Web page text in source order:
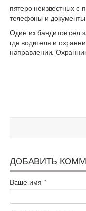
пятеро неизвестных с
телефоны и
Один из бандитов сел
где водителя и
направлении.
ДОБАВИТЬ
Ваше имя *